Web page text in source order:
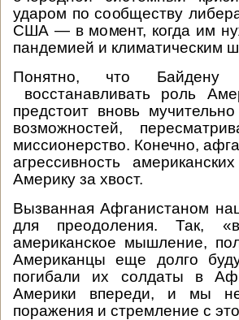
ударом по сообществу
США — в момент, когда им
пандемией и климатическим
Понятно, что
восстанавливать роль
предстоит вновь
возможностей,
миссионерство. Конечно,
агрессивность
Америку за хвост.
Вызванная Афганистаном
для преодоления. Так,
американское мышление,
Американцы еще долго
погибали их солдаты в
Америки впереди, и мы
поражения и стремление с